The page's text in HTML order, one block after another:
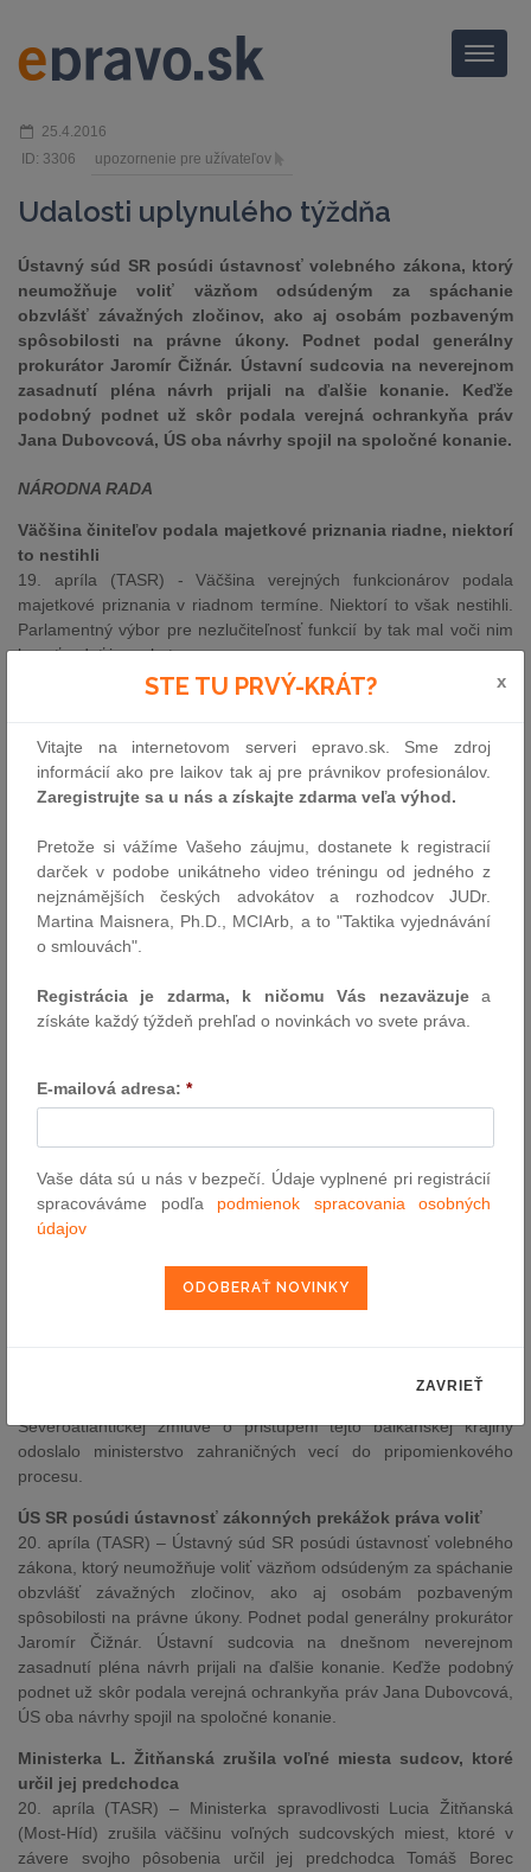
Menu
25.4.2016
ID: 3306
upozornenie pre užívateľov
Udalosti uplynulého týždňa
Ústavný súd SR posúdi ústavnosť volebného zákona, ktorý
neumožňuje voliť väzňom odsúdeným za spáchanie
obzvlášť závažných zločinov, ako aj osobám pozbaveným
spôsobilosti na právne úkony. Podnet podal generálny
prokurátor Jaromír Čižnár. Ústavní sudcovia na neverejnom
zasadnutí pléna návrh prijali na ďalšie konanie. Keďže
podobný podnet už skôr podala verejná ochrankyňa práv
Jana Dubovcová, ÚS oba návrhy spojil na spoločné konanie.
NÁRODNA RADA
Väčšina činiteľov podala majetkové priznania riadne, niektorí
to nestihli
19. apríla (TASR) - Väčšina verejných funkcionárov podala
majetkové priznania v riadnom termíne. Niektorí to však nestihli.
Parlamentný výbor pre nezlučiteľnosť funkcií by tak mal voči nim
konať a dať im pokutu.
Asistentov si zatiaľ zaevidovalo 105 poslancov
vybrali svojich asistentov. Internetová stránka parlamentu eviduje
aspoň jedného asistenta pri 105 poslancoch. Zvyšných 45 členov
snemovne zatiaľ plateného pomocníka nemá.
L. Žitňanská by chcela miesto generálnej prokuratúry štátne
zastupiteľstvo
21. apríla (TASR) - Ministerka spravodlivosti Lucia Žitňanská
(Most-Híd) by chcela zmeniť generálnu prokuratúru na štátne
zastupiteľstvo. V parlamente však nevidí momentálne priestor na
reforma prokuratúry sa nedostala ani do programového
vyhlásenia vlády. Žitňanská však v pléne dnes pripustila, že
časom sa bude treba pozrieť na postavenie prokuratúry.
Prezident Kiska podpísal v sídle OSN klimatickú dohodu
22. apríla (TASR) - Prezident SR Andrej Kiska podpísal dnes v
New Yorku Parížsku klimatickú dohodu. Tá sa ešte dostane na
rokovanie vlády s návrhom na jej ratifikáciu. TASR o tom
informovalo tlačové oddelenie Kancelárie prezidenta SR.
19. apríla (TASR) – Slovensko bude súhlasiť s tým, aby sa Čierna
Severoatlantickej zmluve o pristúpení tejto balkánskej krajiny
odoslalo ministerstvo zahraničných vecí do pripomienkového
procesu.
ÚS SR posúdi ústavnosť zákonných prekážok práva voliť
20. apríla (TASR) – Ústavný súd SR posúdi ústavnosť volebného
zákona, ktorý neumožňuje voliť väzňom odsúdeným za spáchanie
obzvlášť závažných zločinov, ako aj osobám pozbaveným
spôsobilosti na právne úkony. Podnet podal generálny prokurátor
Jaromír Čižnár. Ústavní sudcovia na dnešnom neverejnom
zasadnutí pléna návrh prijali na ďalšie konanie. Keďže podobný
podnet už skôr podala verejná ochrankyňa práv Jana Dubovcová,
ÚS oba návrhy spojil na spoločné konanie.
Ministerka L. Žitňanská zrušila voľné miesta sudcov, ktoré
určil jej predchodca
20. apríla (TASR) – Ministerka spravodlivosti Lucia Žitňanská
(Most-Híd) zrušila väčšinu voľných sudcovských miest, ktoré v
závere svojho pôsobenia určil jej predchodca Tomáš Borec
STE TU PRVÝ-KRÁT? x
Vitajte na internetovom serveri epravo.sk. Sme zdroj
informácií ako pre laikov tak aj pre právnikov profesionálov.
Zaregistrujte sa u nás a získajte zdarma veľa výhod.
Pretože si vážíme Vašeho záujmu, dostanete k registracií
darček v podobe unikátneho video tréningu od jedného z
nejznámějších českých advokátov a rozhodcov JUDr.
Martina Maisnera, Ph.D., MCIArb, a to "Taktika vyjednávání
o smlouvách".
Registrácia je zdarma, k ničomu Vás nezaväzujea
získáte každý týždeň prehľad o novinkách vo svete práva.
E-mailová adresa: *
Vaše dáta sú u nás v bezpečí. Údaje vyplnené pri registrácií
spracováváme podľa podmienok spracovania osobných
údajov
ZAVRIEŤ